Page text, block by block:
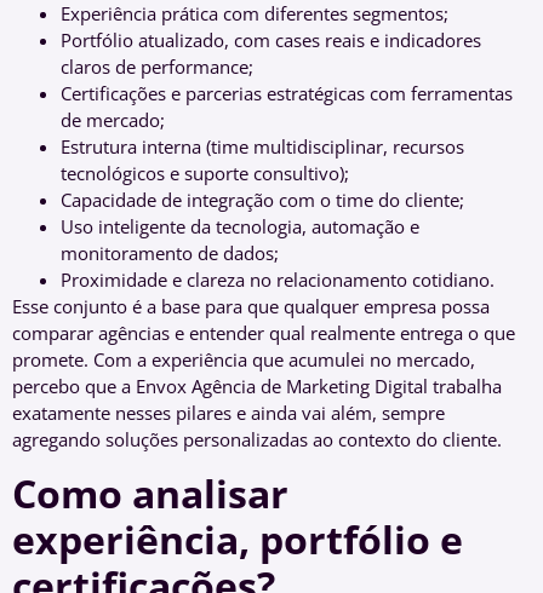
Experiência prática com diferentes segmentos;
Portfólio atualizado, com cases reais e indicadores
claros de performance;
Certificações e parcerias estratégicas com ferramentas
de mercado;
Estrutura interna (time multidisciplinar, recursos
tecnológicos e suporte consultivo);
Capacidade de integração com o time do cliente;
Uso inteligente da tecnologia, automação e
monitoramento de dados;
Proximidade e clareza no relacionamento cotidiano.
Esse conjunto é a base para que qualquer empresa possa
comparar agências e entender qual realmente entrega o que
promete. Com a experiência que acumulei no mercado,
percebo que a Envox Agência de Marketing Digital trabalha
exatamente nesses pilares e ainda vai além, sempre
agregando soluções personalizadas ao contexto do cliente.
Como analisar
experiência, portfólio e